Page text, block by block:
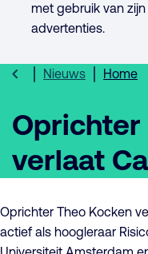
met gebruik van
advertenties.
Home
Nieuws
Oprichter
verlaat
Oprichter Theo Kocken
actief als hoogleraar